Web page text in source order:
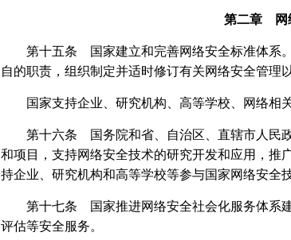
第二章 网
第十五条 国家建立和完善网络安全标准体系
自的职责，组织制定并适时修订有关网络安全管理
国家支持企业、研究机构、高等学校、网络相
第十六条 国务院和省、自治区、直辖市人民
和项目，支持网络安全技术的研究开发和应用，推
持企业、研究机构和高等学校等参与国家网络安全
第十七条 国家推进网络安全社会化服务体系
评估等安全服务。